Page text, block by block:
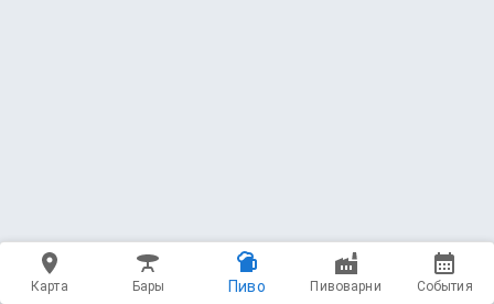
Карта Бары Пиво Пивоварни События